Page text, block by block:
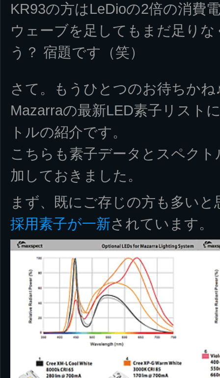
KR93の方はLeDioの2倍の消費
ウェーブを足してもまだ足り
う？ 宿題です（笑）
さて。もうひとつのお待ちかね
Mazarraの最新LED素子リスト
トルの紹介です。
こちらも素子データとスペク
加しておきました。
まず、既にご存じの方も多いと
採用素子が一新されています。